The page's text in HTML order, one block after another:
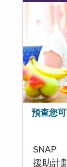
預查您
SNAP
援助計